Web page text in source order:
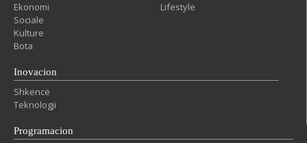
Ekonomi
Sociale
Kulture
Bota
Lifestyle
Inovacion
Shkencë
Teknologji
Programacion